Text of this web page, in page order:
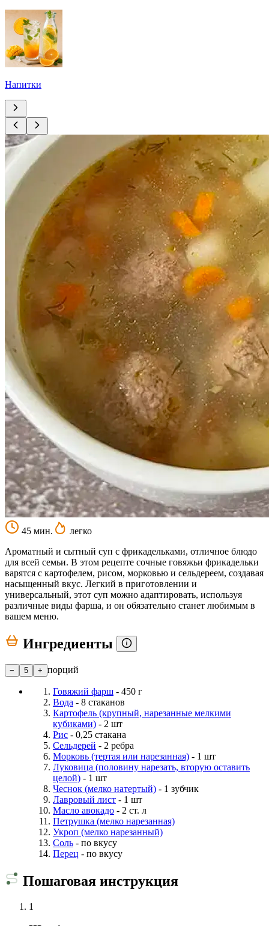
Напитки
45 мин.
легко
Ароматный и сытный суп с фрикадельками, отличное блюдо
для всей семьи. В этом рецепте сочные говяжьи фрикадельки
варятся с картофелем, рисом, морковью и сельдереем, создавая
насыщенный вкус. Легкий в приготовлении и
универсальный, этот суп можно адаптировать, используя
различные виды фарша, и он обязательно станет любимым в
вашем меню.
Ингредиенты
− 5 + порций
Говяжий фарш - 450 г
Вода - 8 стаканов
Картофель (крупный, нарезанные мелкими
кубиками) - 2 шт
Рис - 0,25 стакана
Сельдерей - 2 ребра
Морковь (тертая или нарезанная) - 1 шт
Луковица (половину нарезать, вторую оставить
целой) - 1 шт
Чеснок (мелко натертый) - 1 зубчик
Лавровый лист - 1 шт
Масло авокадо - 2 ст. л
Петрушка (мелко нарезанная)
Укроп (мелко нарезанный)
Соль - по вкусу
Перец - по вкусу
Пошаговая инструкция
1